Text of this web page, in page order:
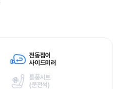
전동접이
사이드미러
통풍시트
(운전석)